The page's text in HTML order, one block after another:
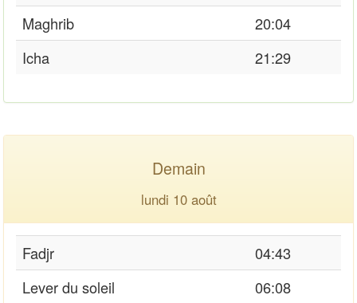
Maghrib
20:04
Icha
21:29
Demain
lundi 10 août
Fadjr
04:43
Lever du soleil
06:08